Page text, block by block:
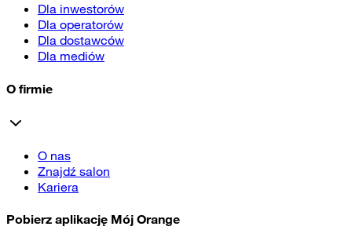
Dla inwestorów
Dla operatorów
Dla dostawców
Dla mediów
O firmie
O nas
Znajdź salon
Kariera
Pobierz aplikację Mój Orange